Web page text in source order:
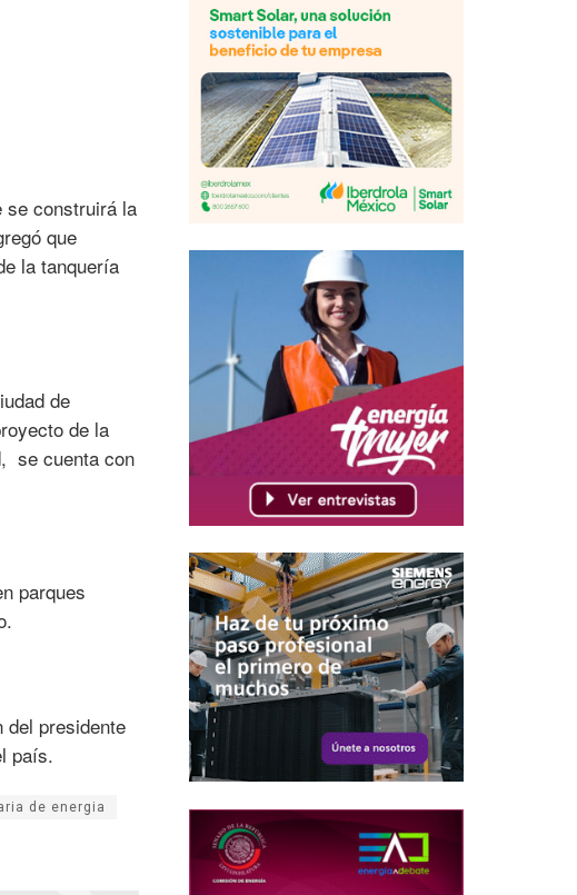
se construirá la
que
la tanquería
de
de la
se cuenta con
parques
del presidente
país.
de energia